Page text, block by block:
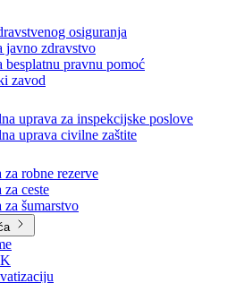
socijalni rad
i iznemogla lica
bolnica
osiguranja
zdravstvo
besplatnu pravnu pomoć
zavod
uprava za inspekcijske poslove
uprava civilne zaštite
robne rezerve
ceste
šumarstvo